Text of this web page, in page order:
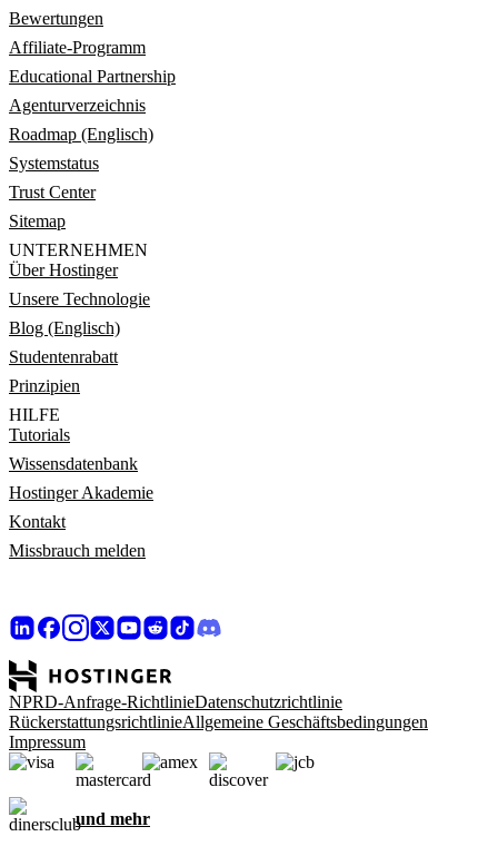
Bewertungen
Affiliate-Programm
Educational Partnership
Agenturverzeichnis
Roadmap (Englisch)
Systemstatus
Trust Center
Sitemap
UNTERNEHMEN
Über Hostinger
Unsere Technologie
Blog (Englisch)
Studentenrabatt
Prinzipien
HILFE
Tutorials
Wissensdatenbank
Hostinger Akademie
Kontakt
Missbrauch melden
NPRD-Anfrage-RichtlinieDatenschutzrichtlinie
RückerstattungsrichtlinieAllgemeine Geschäftsbedingungen
Impressum
und mehr